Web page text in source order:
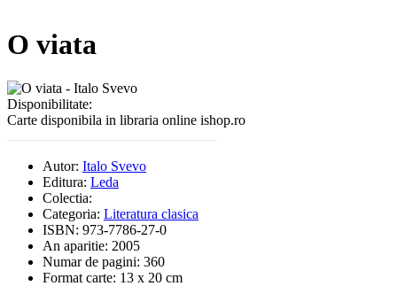
O viata
Disponibilitate:
Carte disponibila in libraria online ishop.ro
Autor: Italo Svevo
Editura: Leda
Colectia:
Categoria: Literatura clasica
ISBN: 973-7786-27-0
An aparitie: 2005
Numar de pagini: 360
Format carte: 13 x 20 cm